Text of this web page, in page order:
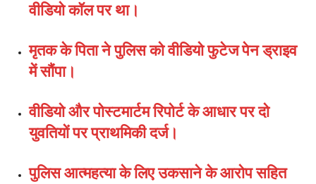
वीडियो कॉल पर था।
मृतक के पिता ने पुलिस को वीडियो फुटेज पेन ड्राइव
में सौंपा।
वीडियो और पोस्टमार्टम रिपोर्ट के आधार पर दो
युवतियों पर प्राथमिकी दर्ज।
पुलिस आत्महत्या के लिए उकसाने के आरोप सहित